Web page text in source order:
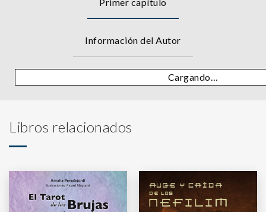
Información del Autor
Cargando…
Libros relacionados